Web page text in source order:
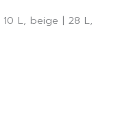
L, beige | 28 L,